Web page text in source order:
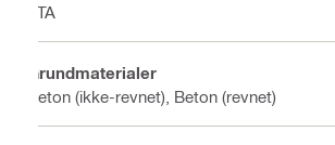
ETA
Grundmaterialer
Beton (ikke-revnet), Beton (revnet)